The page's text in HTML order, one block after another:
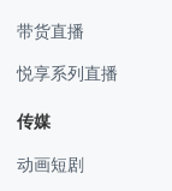
带货直播
悦享系列直播
传媒
动画短剧